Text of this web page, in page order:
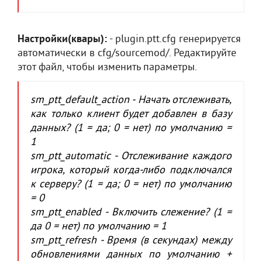
Настройки(квары): - plugin.ptt.cfg генерируется
автоматически в cfg/sourcemod/. Редактируйте
этот файл, чтобы изменить параметры.
sm_ptt_default_action - Начать отслеживать,
как только клиент будет добавлен в базу
данных? (1 = да; 0 = нет) по умолчанию =
1
sm_ptt_automatic - Отслеживание каждого
игрока, который когда-либо подключался
к серверу? (1 = да; 0 = нет) по умолчанию
= 0
sm_ptt_enabled - Включить слежение? (1 =
да 0 = нет) по умолчанию = 1
sm_ptt_refresh - Время (в секундах) между
обновлениями данных по умолчанию +